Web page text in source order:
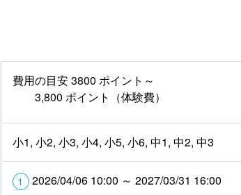
費用の目安 3800 ポイント～
3,800 ポイント（体験費）
小1, 小2, 小3, 小4, 小5, 小6, 中1, 中2, 中3
2026/04/06 10:00 ～ 2027/03/31 16:00